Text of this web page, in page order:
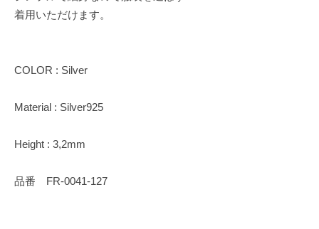
着用いただけます。
COLOR : Silver
Material : Silver925
Height : 3,2mm
品番 FR-0041-127